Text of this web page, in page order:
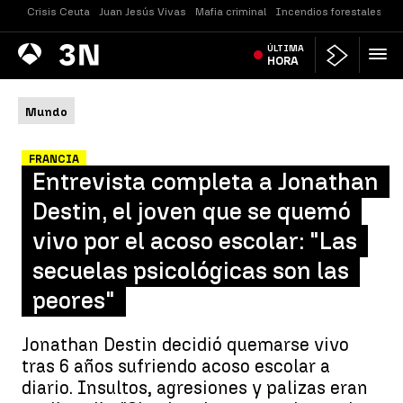
Crisis Ceuta Juan Jesús Vivas Mafia criminal Incendios forestales
Antena
3 Noticias ÚLTIMA
HORA
Mundo
FRANCIA
Entrevista completa a Jonathan
Destin, el joven que se quemó
vivo por el acoso escolar: "Las
secuelas psicológicas son las
peores"
Jonathan Destin decidió quemarse vivo
tras 6 años sufriendo acoso escolar a
diario. Insultos, agresiones y palizas eran